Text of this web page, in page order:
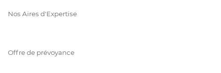
Nos Aires d'Expertise
Offre de prévoyance